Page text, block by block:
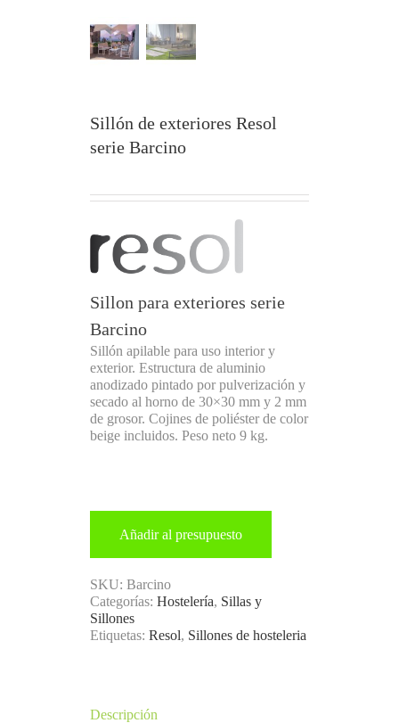
Sillón de exteriores Resol
serie Barcino
Sillon para exteriores serie
Barcino
Sillón apilable para uso interior y
exterior. Estructura de aluminio
anodizado pintado por pulverización y
secado al horno de 30×30 mm y 2 mm
de grosor. Cojines de poliéster de color
beige incluidos. Peso neto 9 kg.
Añadir al presupuesto
SKU: Barcino
Categorías: Hostelería, Sillas y
Sillones
Etiquetas: Resol, Sillones de hosteleria
Descripción